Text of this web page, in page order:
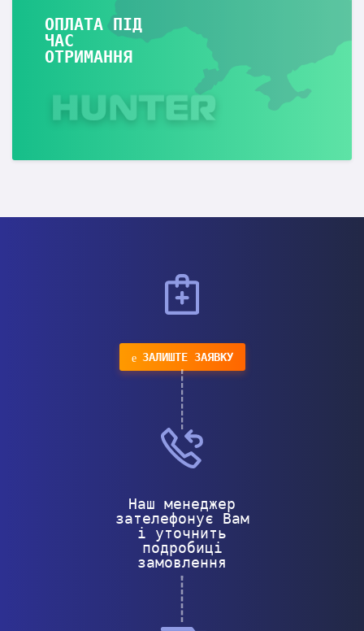
ОПЛАТА ПІД
ЧАС
ОТРИМАННЯ
ЗАЛИШТЕ ЗАЯВКУ
Наш менеджер
зателефонує Вам
і уточнить
подробиці
замовлення